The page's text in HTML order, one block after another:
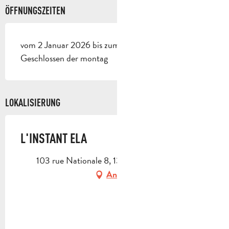
ÖFFNUNGSZEITEN
vom 2 Januar 2026 bis zum 31 Dezember 2026 -
Geschlossen der montag
LOKALISIERUNG
L'INSTANT ELA
103 rue Nationale 8, 13780 Cuges-les-Pins
Anfahrt